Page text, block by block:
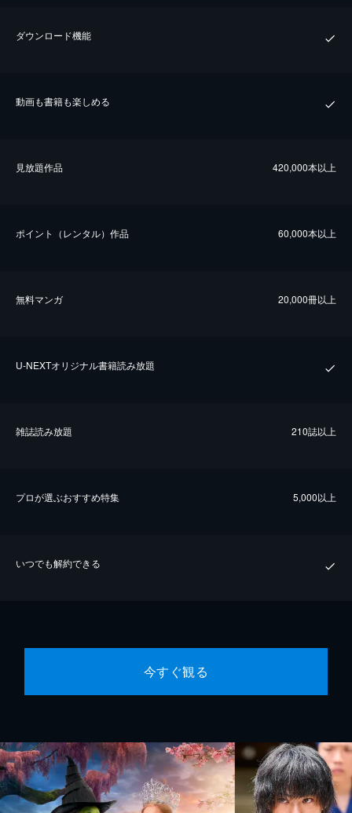
ダウンロード機能
動画も書籍も楽しめる
⾒放題作品 420,000本以上
ポイント（レンタル）作品 60,000本以上
無料マンガ 20,000冊以上
U-NEXTオリジナル書籍読み放題
雑誌読み放題 210誌以上
プロが選ぶおすすめ特集 5,000以上
いつでも解約できる
今すぐ観る